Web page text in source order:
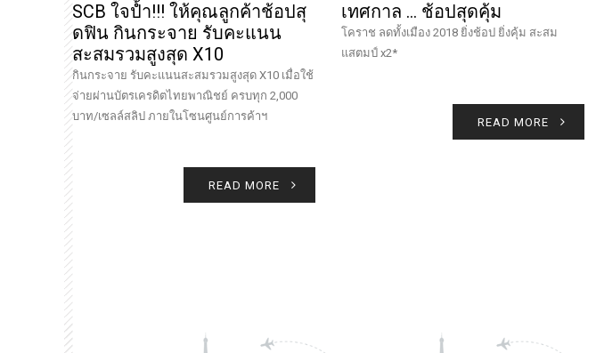
SCB ใจป้ำ!!! ให้คุณลูกค้าช้อปสุ
ดฟิน กินกระจาย รับคะแนน
สะสมรวมสูงสุด X10
กินกระจาย รับคะแนนสะสมรวมสูงสุด X10 เมื่อใช้
จ่ายผ่านบัตรเครดิตไทยพาณิชย์ ครบทุก 2,000
บาท/เซลล์สลิป ภายในโซนศูนย์การค้าฯ
READ MORE
เทศกาล … ช้อปสุดคุ้ม
โคราช ลดทั้งเมือง 2018 ยิ่งช้อป ยิ่งคุ้ม สะสม
แสตมป์ x2*
READ MORE